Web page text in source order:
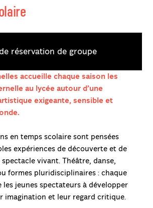
réservation de groupe
accueille chaque saison les
au lycée autour d’une
exigeante, sensible et
en temps scolaire sont pensées
expériences de découverte et de
vivant. Théâtre, danse,
formes pluridisciplinaires : chaque
jeunes spectateurs à développer
imagination et leur regard critique.